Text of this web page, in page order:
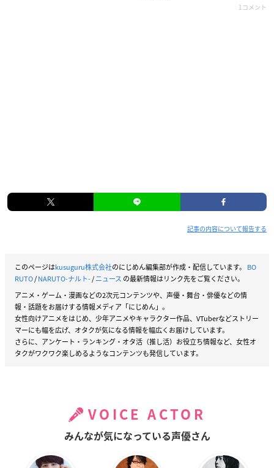
発売日：2022年07月
プレバンで購入
NARUTO × サンリオキャラクターズ Tシャツ
発売日：2022年07月
1コメント
記事の内容について報告する
このページはkusuguru株式会社のにじめん編集部が作成・配信しています。 BO
RUTO/NARUTO-ナルト-/ニュース の最新情報はリンク先をご覧ください。
アニメ・ゲーム・漫画などの2次元コンテンツや、声優・舞台・俳優などの情
報・話題をお届けする情報メディア「にじめん」。
女性向けアニメをはじめ、少年アニメやキャラクター作品、VTuberなどストリー
マーにも幅を広げ、オタクが気になる情報を幅広くお届けしています。
さらに、アンケート・ランキング・オタ活（推し活）お役立ち情報など、女性オ
タクがワクワク楽しめるようなコンテンツも発信しています。
VOICE ACTOR
みんなが気になっている声優さん